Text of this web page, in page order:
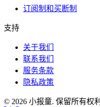
订阅制和买断制
支持
关于我们
联系我们
服务条款
隐私政策
© 2026 小报童. 保留所有权利